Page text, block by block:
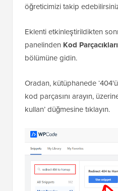
öğreticimizi takip
Eklenti etkinleştirildikten
panelinden Kod
bölümüne gidin.
Oradan, kütüphanede
kod parçasını arayın,
kullan’ düğmesine tıklayın.